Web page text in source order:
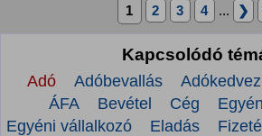
1 2 3 4 ... ❯
Kapcsolódó
Adó Adóbevallás
ÁFA
Bevétel Cég
Egyéni vállalkozó
Eladás